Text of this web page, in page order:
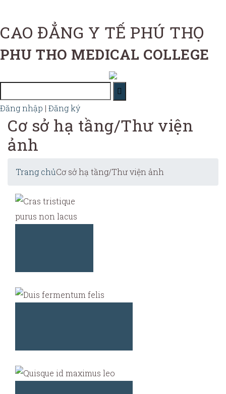
CAO ĐẲNG Y TẾ PHÚ THỌ
PHU THO MEDICAL COLLEGE
Đăng nhập | Đăng ký
Cơ sở hạ tầng/Thư viện
ảnh
Trang chủCơ sở hạ tầng/Thư viện ảnh